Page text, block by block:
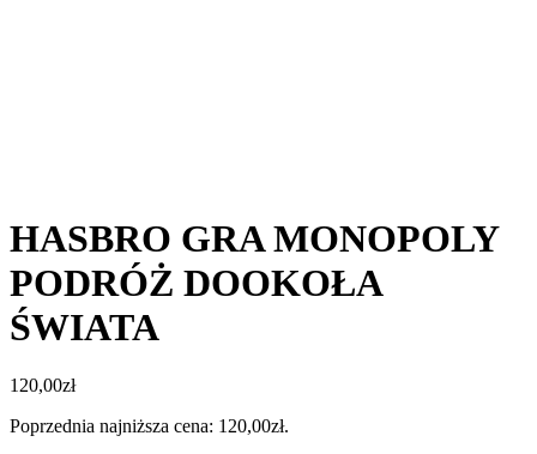
HASBRO GRA MONOPOLY
PODRÓŻ DOOKOŁA
ŚWIATA
120,00zł
Poprzednia najniższa cena: 120,00zł.